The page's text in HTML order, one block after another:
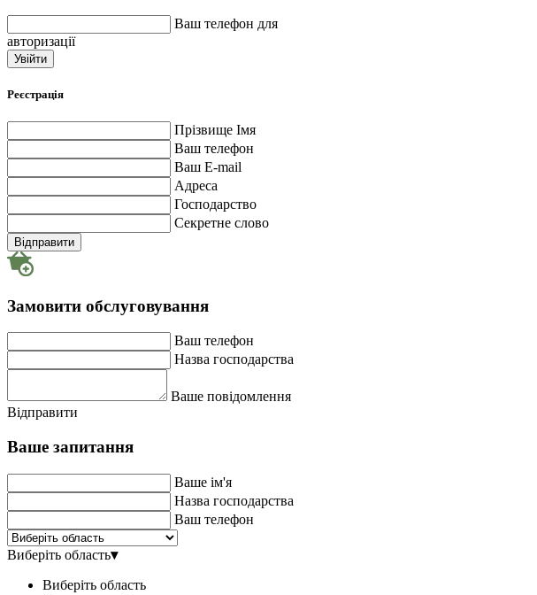
Ваш телефон для
авторизації
Увійти
Реєстрація
Прізвище Імя
Ваш телефон
Ваш E-mail
Адреса
Господарство
Секретне слово
Відправити
Замовити обслуговування
Ваш телефон
Назва господарства
Ваше повідомлення
Відправити
Ваше запитання
Ваше ім'я
Назва господарства
Ваш телефон
Виберіть область▾
Виберіть область